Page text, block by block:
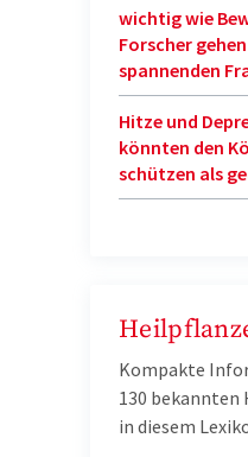
wichtig wie
Forscher
spannenden
Hitze und
könnten den
schützen als
Kompakte
130
in diesem